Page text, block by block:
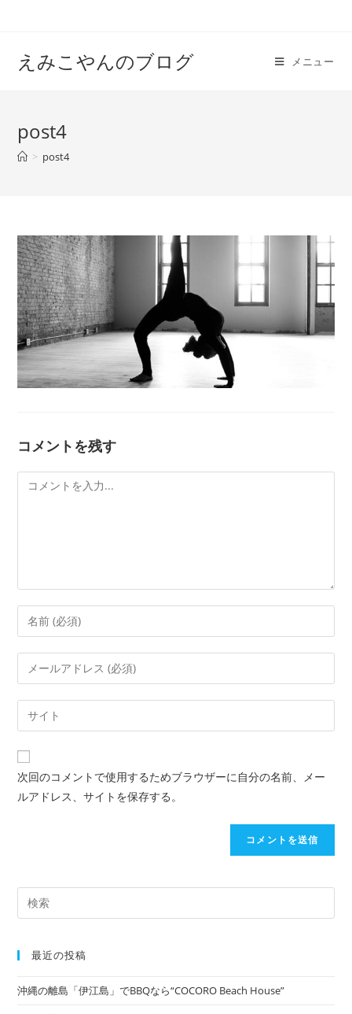
えみこやんのブログ メニュー
post4
> post4
コメントを残す
次回のコメントで使用するためブラウザーに自分の名前、メー
ルアドレス、サイトを保存する。
最近の投稿
沖縄の離島「伊江島」でBBQなら“COCORO Beach House”